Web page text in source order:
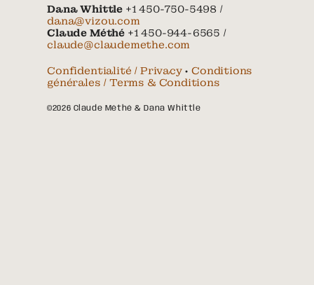
Dana Whittle +1 450-750-5498 /
dana@vizou.com
Claude Méthé +1 450-944-6565 /
claude@claudemethe.com
Confidentialité / Privacy•Conditions
générales / Terms & Conditions
©2026 Claude Méthé & Dana Whittle